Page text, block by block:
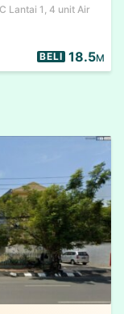
BELI 18.5M
Lantai 1, 4 unit Air